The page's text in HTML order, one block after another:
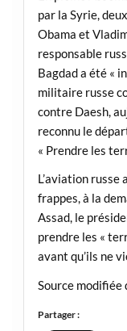
par la Syrie,
Obama et
responsable
Bagdad a été «
militaire russe
contre Daesh,
reconnu le
« Prendre les
L’aviation russe
frappes, à la
Assad, le
prendre les «
avant qu’ils ne
Source modifiée
Partager :